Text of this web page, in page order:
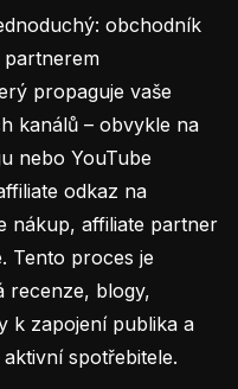
obchodník
partnerem
propaguje vaše
kanálů – obvykle na
nebo YouTube
odkaz na
nákup, affiliate partner
Tento proces je
recenze, blogy,
k zapojení publika a
spotřebitele.